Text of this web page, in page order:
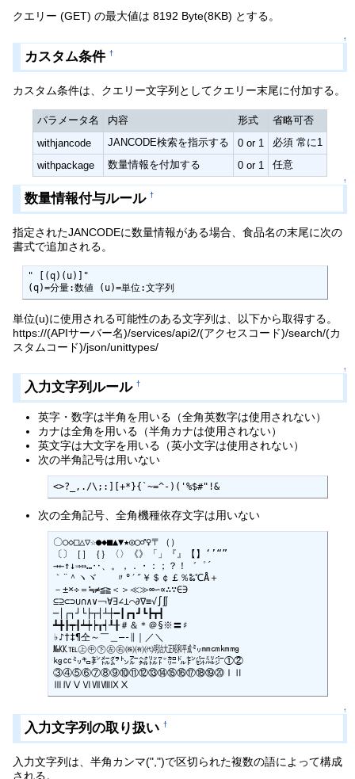
クエリー (GET) の最大値は 8192 Byte(8KB) とする。
↑
カスタム条件 †
カスタム条件は、クエリー文字列としてクエリー末尾に付加する。
パラメータ名 内容 形式
省略可否
withjancode
JANCODE検索を指示する 0 or 1
必須 常に1
withpackage
数量情報を付加する 0 or 1 任意
↑
数量情報付与ルール †
指定されたJANCODEに数量情報がある場合、食品名の末尾に次の
書式で追加される。
" [(q)(u)]"
(q)=分量:数値 (u)=単位:文字列
単位(u)に使用される可能性のある文字列は、以下から取得する。
https://(APIサーバー名)/services/api2/(アクセスコード)/search/(カ
スタムコード)/json/unittypes/
↑
入力文字列ルール †
英字・数字は半角を用いる（全角英数字は使用されない）
カナは全角を用いる（半角カナは使用されない）
英文字は大文字を用いる（英小文字は使用されない）
次の半角記号は用いない
<>?_,./\;:][+*}{`~=^-)('%$#"!&
次の全角記号、全角機種依存文字は用いない
〇○◇□△▽☆●◆■▲▼★◎◯♂♀〒（）
〔〕［］｛｝〈〉《》「」『』【】‘’“”
→←↑↓⇒⇔…‥、。，．・：；？！゛゜´
｀¨＾ヽヾゝゞ〃°′″￥＄￠￡％‰℃Å＋
－±×÷＝≒≠≦≧＜＞≪≫∞∽∝∴∵∈∋
⊆⊇⊂⊃∪∩∧∨￢∀∃∠⊥⌒∂∇≡√∫∬
─│┌┐┘└├┬┤┴┼━┃┏┓┛┗┣┳┫
┻╋┠┯┨┷┿┝┰┥┸╂＃＆＊＠§※〓♯
♭♪†‡¶仝～￣＿―‐∥｜／＼
№㏍℡㊤㊥㊦㊧㊨㈱㈲㈹㍾㍽㍼㍻㍉㎜㎝㎞㎎
㎏㏄㍉㌔㌢㍍㌘㌧㌃㌶㍑㍗㌍㌦㌣㌫㍊㌻①②
③④⑤⑥⑦⑧⑨⑩⑪⑫⑬⑭⑮⑯⑰⑱⑲⑳ⅠⅡ
ⅢⅣⅤⅥⅦⅧⅨⅩ
↑
入力文字列の取り扱い †
入力文字列は、半角カンマ(",")で区切られた複数の語によって構成
される。